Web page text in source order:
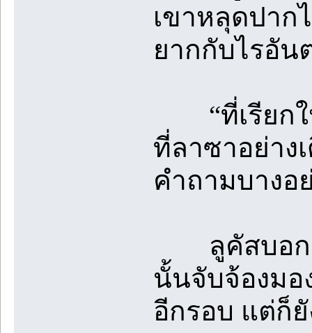
เขาหลุดปาก
ยากกับไรอัน
“ที่เรียกให้
ที่ลาซาอย่าง
คำถามบางอ
ลูคัสบอกด้
นั้นจับจ้องมอ
อีกรอบ แต่ก็